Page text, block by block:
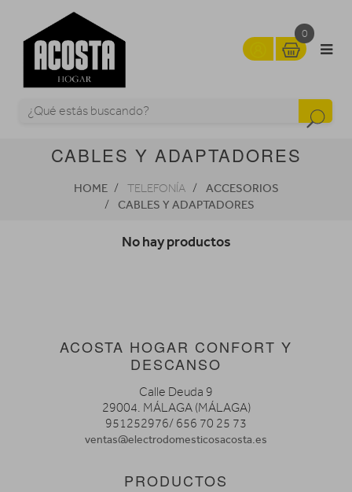
0
CABLES Y ADAPTADORES
HOME TELEFONÍA
ACCESORIOS
CABLES Y ADAPTADORES
No hay productos
ACOSTA HOGAR CONFORT Y
DESCANSO
Calle Deuda 9
29004. MÁLAGA (MÁLAGA)
951252976/ 656 70 25 73
ventas@electrodomesticosacosta.es
PRODUCTOS